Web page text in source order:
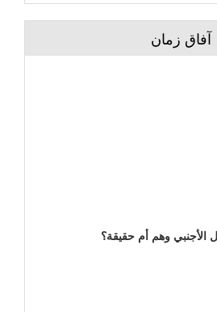
آفاق زمان
الأجنبي وهم أم حقيقة؟